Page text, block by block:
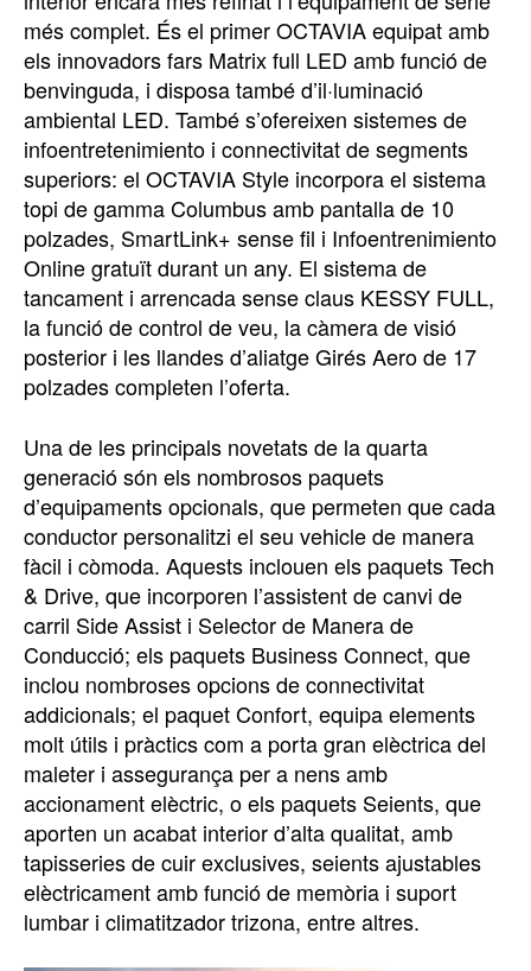
més complet. És el primer OCTAVIA equipat amb
els innovadors fars Matrix full LED amb funció de
benvinguda, i disposa també d’il·luminació
ambiental LED. També s’ofereixen sistemes de
infoentretenimiento i connectivitat de segments
superiors: el OCTAVIA Style incorpora el sistema
topi de gamma Columbus amb pantalla de 10
polzades, SmartLink+ sense fil i Infoentrenimiento
Online gratuït durant un any. El sistema de
tancament i arrencada sense claus KESSY FULL,
la funció de control de veu, la càmera de visió
posterior i les llandes d’aliatge Girés Aero de 17
polzades completen l’oferta.
Una de les principals novetats de la quarta
generació són els nombrosos paquets
d’equipaments opcionals, que permeten que cada
conductor personalitzi el seu vehicle de manera
fàcil i còmoda. Aquests inclouen els paquets Tech
& Drive, que incorporen l’assistent de canvi de
carril Side Assist i Selector de Manera de
Conducció; els paquets Business Connect, que
inclou nombroses opcions de connectivitat
addicionals; el paquet Confort, equipa elements
molt útils i pràctics com a porta gran elèctrica del
maleter i assegurança per a nens amb
accionament elèctric, o els paquets Seients, que
aporten un acabat interior d’alta qualitat, amb
tapisseries de cuir exclusives, seients ajustables
elèctricament amb funció de memòria i suport
lumbar i climatitzador trizona, entre altres.